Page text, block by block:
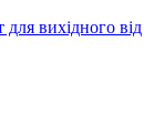
для вихідного від